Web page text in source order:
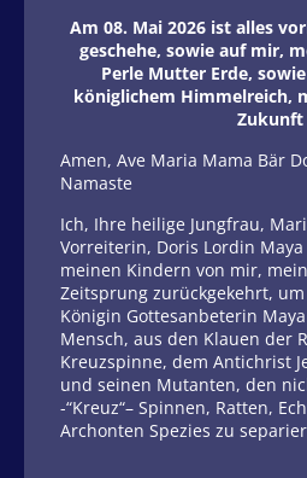
Am 08. Mai 2026 ist alles
geschehe, sowie auf mir,
Perle Mutter Erde,
königlichem Himmelreich,
Zukunft
Amen, Ave Maria Mama Bär
Namaste
Ich, Ihre heilige Jungfrau,
Vorreiterin, Doris Lordin
meinen Kindern von mir,
Zeitsprung zurückgekehrt,
Königin Gottesanbeterin
Mensch, aus den Klauen der
Kreuzspinne, dem Antichrist
und seinen Mutanten, den
-“Kreuz“– Spinnen, Ratten,
Archonten Spezies zu